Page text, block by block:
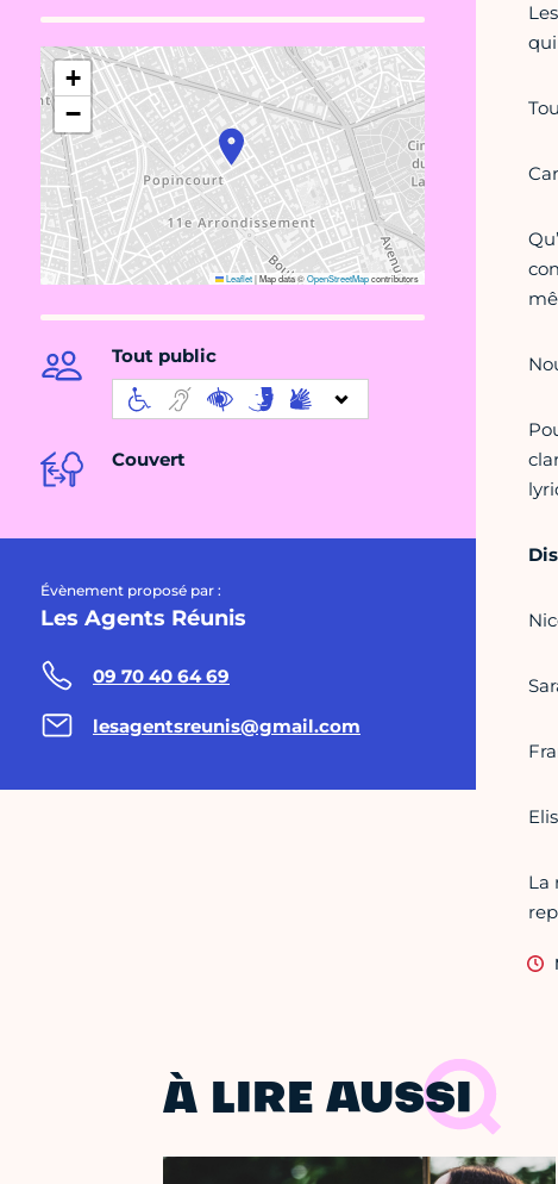
+
−
Leaflet|Map data ©OpenStreetMapcontributors
Tout public
Couvert
Évènement proposé par :
Les Agents Réunis
09 70 40 64 69
lesagentsreunis@gmail.com
La
À LIRE AUSSI